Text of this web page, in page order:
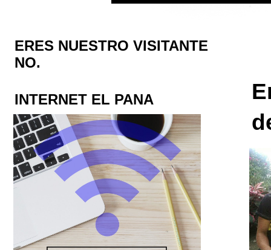
ERES NUESTRO VISITANTE
NO.
INTERNET EL PANA